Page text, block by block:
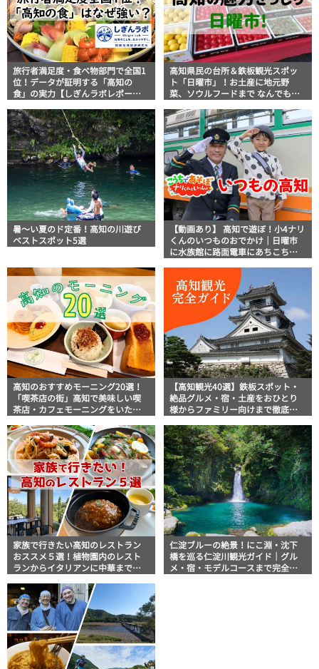
旅行者満足度・食べ物部門で全国1
位！データが証明する「高知の
食」の実力【しぎんラボレポー
高知県民の台所＆鉄板観光スポッ
ト「日曜市」！お土産に地元野
菜、ソウルフードまで なんでもそ
説！
暑～い夏のド定番！高知の川遊び
ベストスポット5選
【動画あり】 高知で遊ぼ！小4ナリ
くんのいつものおでかけ｜日曜市
に水族館に路面電車にあちこち巡
高知のおすすめモーニング20選！
「喫茶店の街」高知で美味しい喫
茶店・カフェモーニングをいただ
【高知観光40選】鉄板スポット・
絶品グルメ・宿・土産をおひとり
様からファミリー向けまで徹底解
家族で行きたい高知のレストラン
おススメ５選！植物園内のレスト
ランからイタリアンに中華まで楽
仁淀ブルーの絶景！にこ淵・沈下
橋を巡る仁淀川観光ガイド｜グル
メ・宿・モデルコースまで完全網